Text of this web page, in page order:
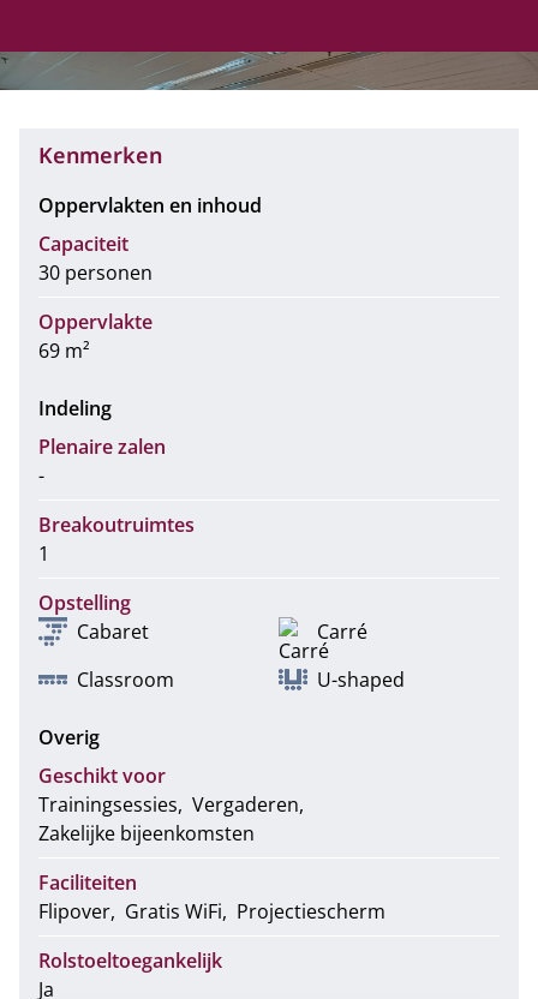
Kenmerken
Oppervlakten en inhoud
Capaciteit
30 personen
Oppervlakte
69 m²
Indeling
Plenaire zalen
-
Breakoutruimtes
1
Opstelling
Cabaret
Carré
Classroom
U-shaped
Overig
Geschikt voor
Trainingsessies Vergaderen
Zakelijke bijeenkomsten
Faciliteiten
Flipover Gratis WiFi
Projectiescherm
Rolstoeltoegankelijk
Ja